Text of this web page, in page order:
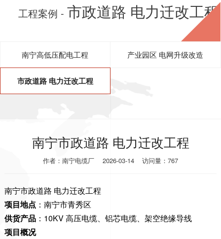
工程案例 - 市政道路 电力迁改工程
南宁高低压配电工程 产业园区 电网升级改造
市政道路 电力迁改工程
南宁市政道路 电力迁改工程
作者：南宁电缆厂 2026-03-14 访问量：767
南宁市政道路 电力迁改工程
项目地点 ：南宁市青秀区
供货产品：10KV 高压电缆、铝芯电缆、架空绝缘导线
项目概况